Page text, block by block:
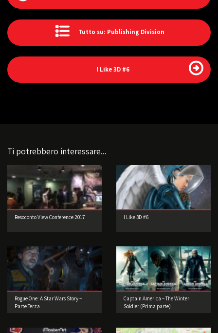
Tutto su: Publishing Division
I Like 3D #6
Ti potrebbero interessare...
Resoconto View Conference 2017 I Like 3D #6
Rogue One: A Star Wars Story –
Parte Terza
Captain America – The Winter
Soldier (Prima parte)